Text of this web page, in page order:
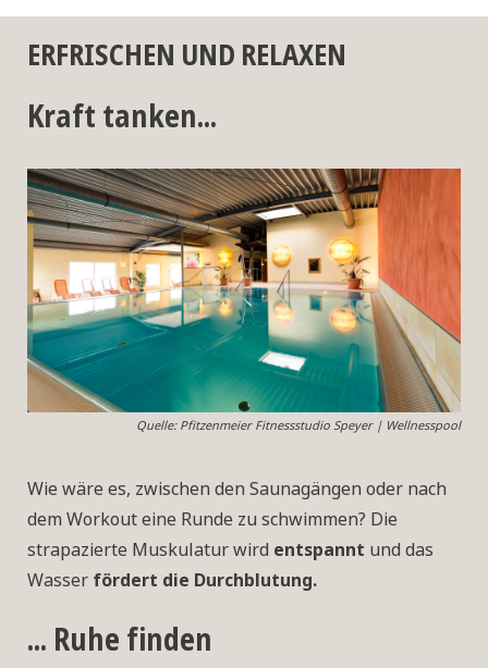
ERFRISCHEN UND RELAXEN
Kraft tanken...
Quelle: Pfitzenmeier Fitnessstudio Speyer | Wellnesspool
Wie wäre es, zwischen den Saunagängen oder nach
dem Workout eine Runde zu schwimmen? Die
strapazierte Muskulatur wird entspannt und das
Wasser fördert die Durchblutung.
... Ruhe finden